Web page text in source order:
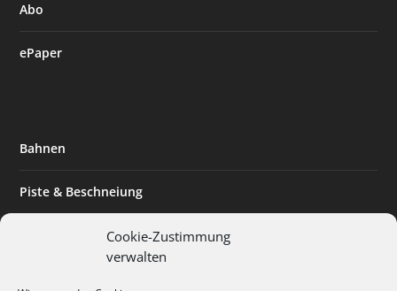
Cookie-Zustimmung
verwalten
Abo
ePaper
Bahnen
Piste & Beschneiung